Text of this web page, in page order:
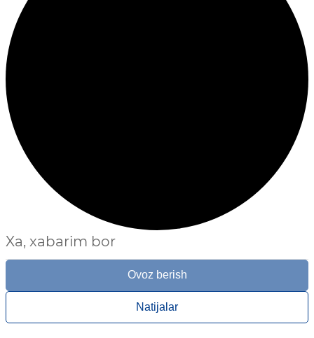
Xa, xabarim bor
Ovoz berish
Natijalar